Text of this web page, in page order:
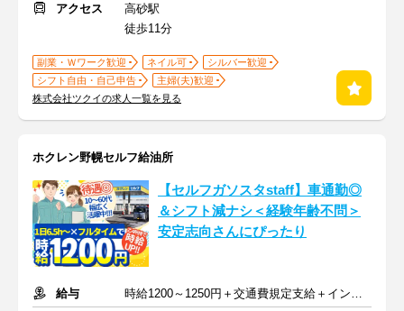
アクセス
高砂駅
徒歩11分
副業・Ｗワーク歓迎 ネイル可
シルバー歓迎
シフト自由・自己申告
主婦(夫)歓迎
株式会社ツクイの求人一覧を見る
ホクレン野幌セルフ給油所
【セルフガソスタstaff】車通勤◎
＆シフト減ナシ＜経験年齢不問＞
安定志向さんにぴったり
給与
時給1200～1250円＋交通費規定支給＋インセン（マイカー通勤OK）